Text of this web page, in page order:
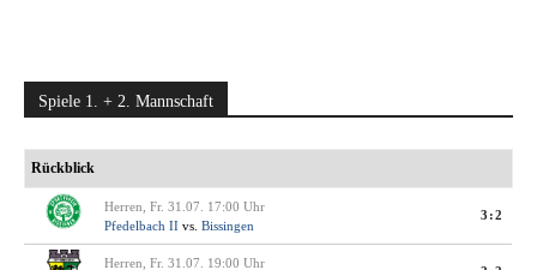
Spiele 1. + 2. Mannschaft
Rückblick
Herren, Fr. 31.07. 17:00 Uhr
Pfedelbach II vs. Bissingen
3:2
Herren, Fr. 31.07. 19:00 Uhr